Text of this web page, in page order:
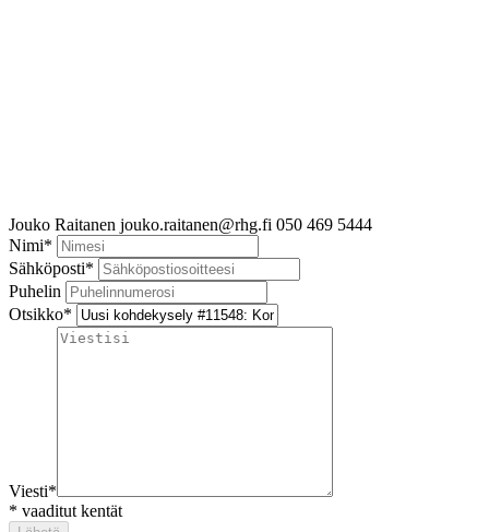
Jouko Raitanen jouko.raitanen@rhg.fi 050 469 5444
Nimi*
Sähköposti*
Puhelin
Otsikko*
Viesti*
* vaaditut kentät